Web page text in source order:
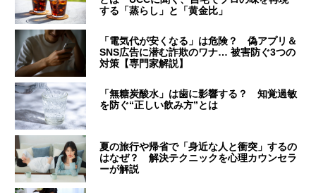
する「蒸らし」と「黄金比」
「電気代が安くなる」は危険？ 偽アプリ＆
SNS広告に潜む詐欺のワナ… 被害防ぐ3つの
対策【専門家解説】
「無糖炭酸水」は歯に影響する？ 知覚過敏
を防ぐ“正しい飲み方”とは
夏の旅行や帰省で「身近な人と衝突」するの
はなぜ？ 解決テクニックを心理カウンセラ
ーが解説